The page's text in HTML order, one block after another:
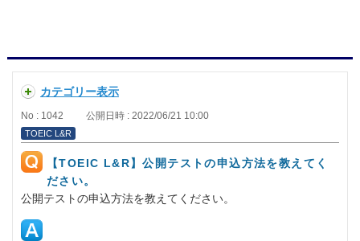
カテゴリー表示
No : 1042 公開日時 : 2022/06/21 10:00
TOEIC L&R
【TOEIC L&R】公開テストの申込方法を教えてく
ださい。
公開テストの申込方法を教えてください。